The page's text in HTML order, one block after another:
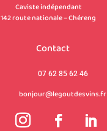
Caviste indépendant
142 route nationale – Chéreng
Contact
07 62 85 62 46
bonjour@legoutdesvins.fr